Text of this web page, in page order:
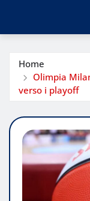
Home
Olimpia
verso i playoff